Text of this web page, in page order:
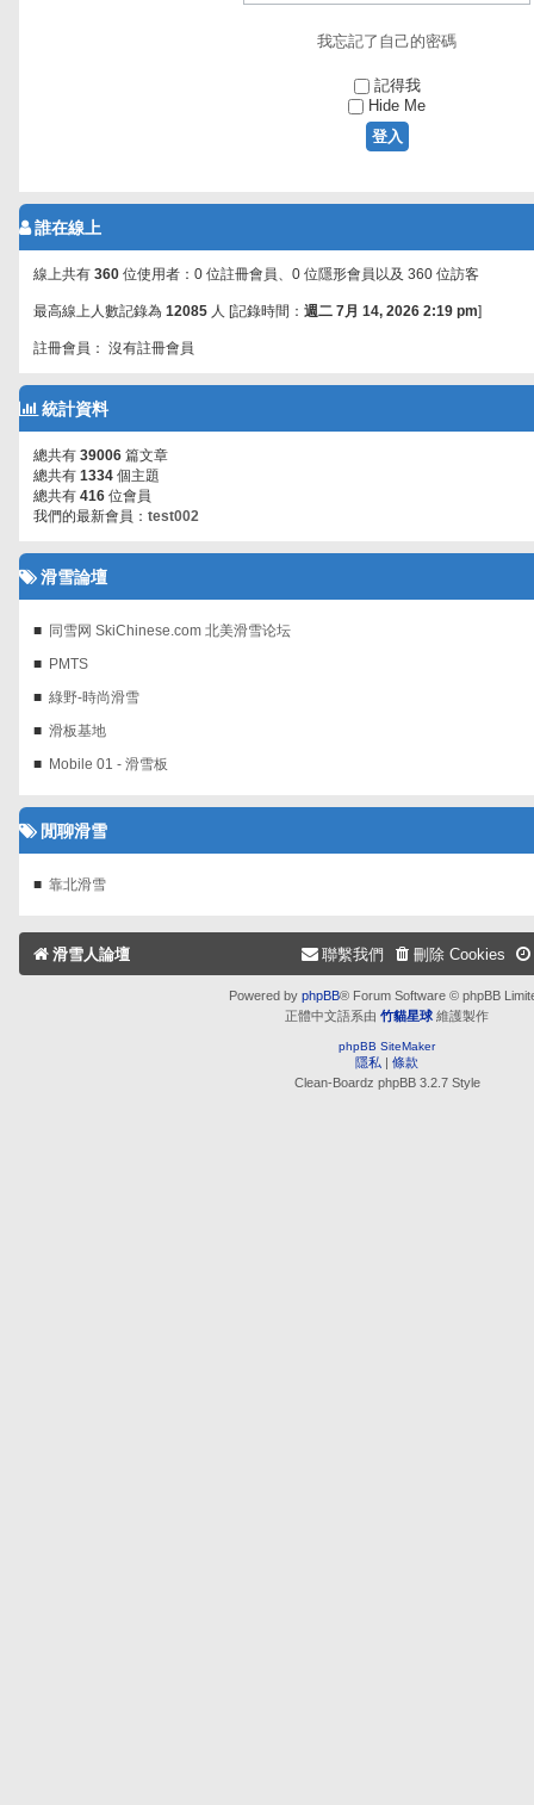
我忘記了自己的密碼
記得我
Hide Me
誰在線上
線上共有 360 位使用者：0 位註冊會員、0 位隱形會員以及 360 位訪客
最高線上人數記錄為 12085 人 [記錄時間： 週二 7月 14, 2026 2:19 pm]
註冊會員： 沒有註冊會員
統計資料
總共有 39006 篇文章
總共有 1334 個主題
總共有 416 位會員
我們的最新會員： test002
滑雪論壇
同雪网 SkiChinese.com 北美滑雪论坛
PMTS
綠野-時尚滑雪
滑板基地
Mobile 01 - 滑雪板
閒聊滑雪
靠北滑雪
滑雪人論壇 刪除 Cookies
聯繫我們
Powered by phpBB® Forum Software © phpBB
正體中文語系由 竹貓星球 維護製作
phpBB SiteMaker
隱私 | 條款
Clean-Boardz phpBB 3.2.7 Style